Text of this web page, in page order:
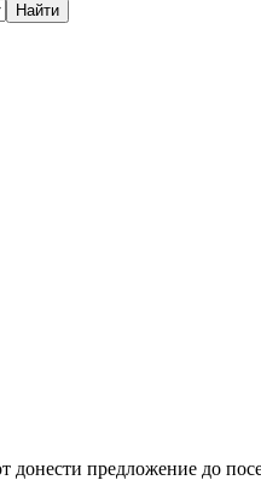
Найти
предложение до